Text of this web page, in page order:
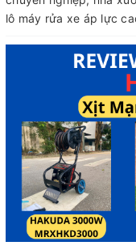
lô máy rửa xe áp lực